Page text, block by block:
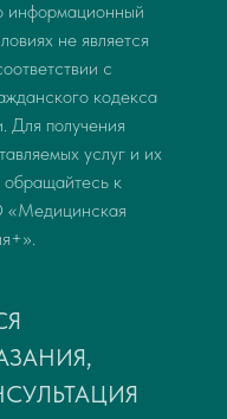
информационный
не является
с
кодекса
Для получения
услуг и их
обращайтесь к